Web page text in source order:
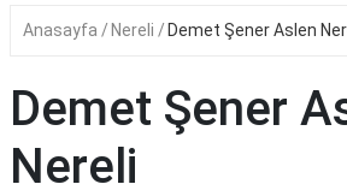
SAĞLIK
İLETİŞİM
Anasayfa Nereli Demet Şener Aslen
Demet Şener
Nereli